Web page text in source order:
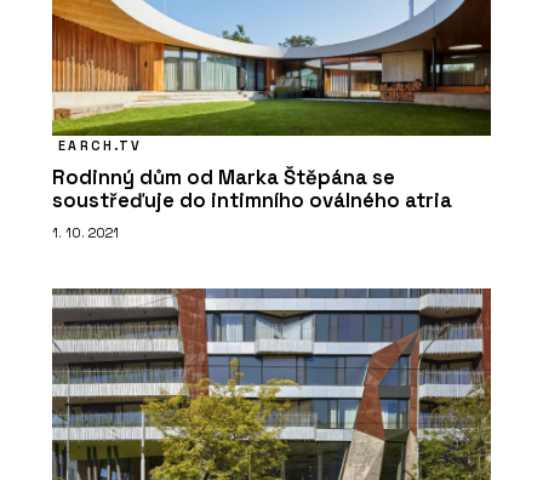
EARCH.TV
Rodinný dům od Marka Štěpána se
soustřeďuje do intimního oválného atria
1. 10. 2021